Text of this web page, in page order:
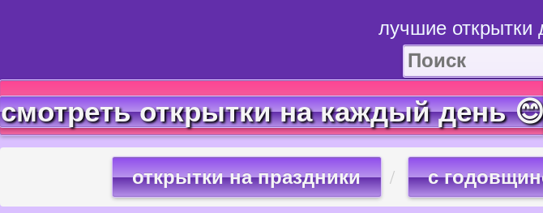
лучшие открытки
смотреть открытки на каждый день 😊
открытки на праздники с